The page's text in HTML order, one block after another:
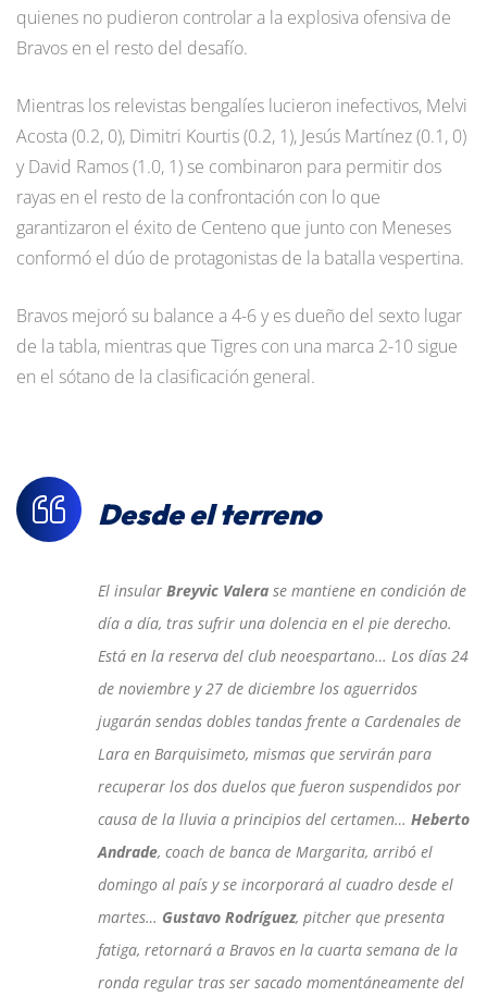
quienes no pudieron controlar a la explosiva ofensiva de
Bravos en el resto del desafío.
Mientras los relevistas bengalíes lucieron inefectivos, Melvi
Acosta (0.2, 0), Dimitri Kourtis (0.2, 1), Jesús Martínez (0.1, 0)
y David Ramos (1.0, 1) se combinaron para permitir dos
rayas en el resto de la confrontación con lo que
garantizaron el éxito de Centeno que junto con Meneses
conformó el dúo de protagonistas de la batalla vespertina.
Bravos mejoró su balance a 4-6 y es dueño del sexto lugar
de la tabla, mientras que Tigres con una marca 2-10 sigue
en el sótano de la clasificación general.
Desde el terreno
El insular Breyvic Valera se mantiene en condición de
día a día, tras sufrir una dolencia en el pie derecho.
Está en la reserva del club neoespartano… Los días 24
de noviembre y 27 de diciembre los aguerridos
jugarán sendas dobles tandas frente a Cardenales de
Lara en Barquisimeto, mismas que servirán para
recuperar los dos duelos que fueron suspendidos por
causa de la lluvia a principios del certamen… Heberto
Andrade, coach de banca de Margarita, arribó el
domingo al país y se incorporará al cuadro desde el
martes… Gustavo Rodríguez, pitcher que presenta
fatiga, retornará a Bravos en la cuarta semana de la
ronda regular tras ser sacado momentáneamente del